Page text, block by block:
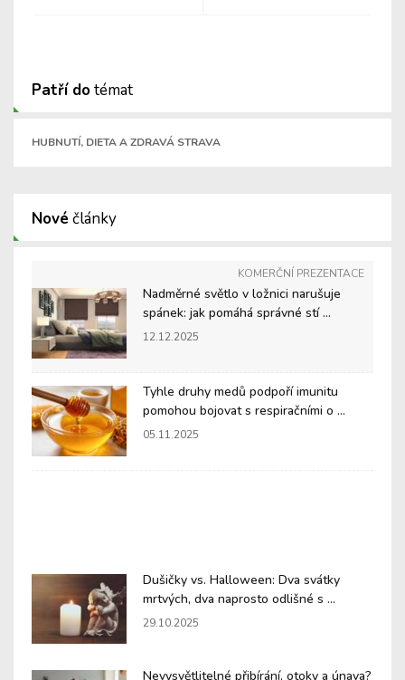
Patří dotémat
HUBNUTÍ, DIETA A ZDRAVÁ STRAVA
Nové články
KOMERČNÍ PREZENTACE
Nadměrné světlo v ložnici narušuje
spánek: jak pomáhá správné stí ...
12.12.2025
Tyhle druhy medů podpoří imunitu
pomohou bojovat s respiračními o ...
05.11.2025
Dušičky vs. Halloween: Dva svátky
mrtvých, dva naprosto odlišné s ...
29.10.2025
Nevysvětlitelné přibírání, otoky a únava?